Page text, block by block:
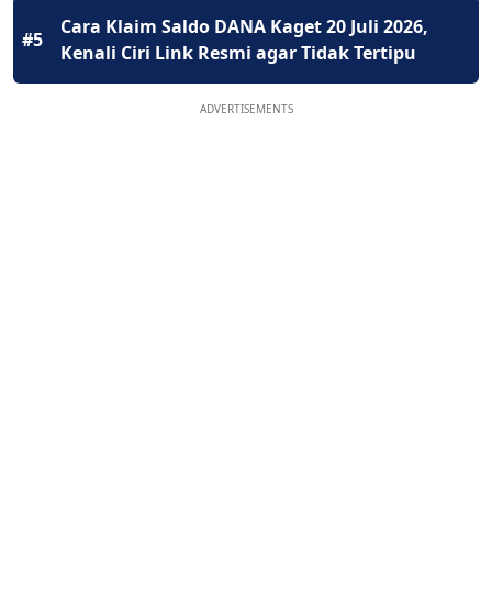
#5
Cara Klaim Saldo DANA Kaget 20 Juli 2026,
Kenali Ciri Link Resmi agar Tidak Tertipu
ADVERTISEMENTS